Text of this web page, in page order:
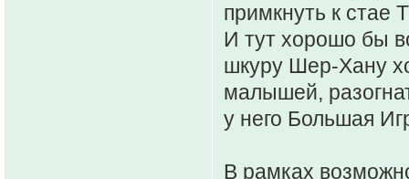
примкнуть к стае
И тут хорошо бы
шкуру Шер-Хану
малышей,
у него Большая
В рамках